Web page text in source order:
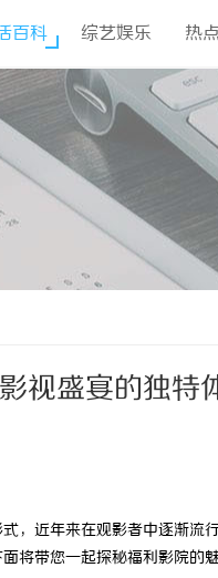
百科 综艺娱乐 热
视盛宴的独特
，近年来在观影者中逐渐
将带您一起探秘福利影院的